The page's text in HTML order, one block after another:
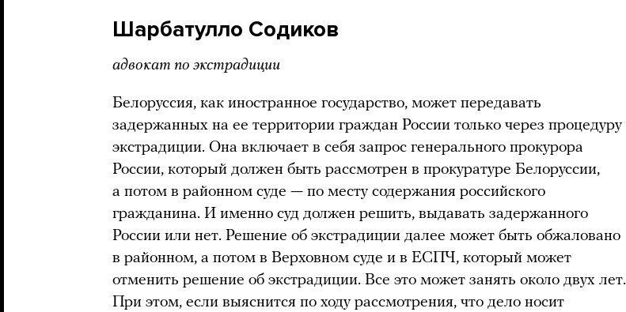
Шарбатулло Содиков
адвокат по экстрадиции
Белоруссия, как иностранное государство, может передавать
задержанных на ее территории граждан России только через процедуру
экстрадиции. Она включает в себя запрос генерального прокурора
России, который должен быть рассмотрен в прокуратуре Белоруссии,
а потом в районном суде — по месту содержания российского
гражданина. И именно суд должен решить, выдавать задержанного
России или нет. Решение об экстрадиции далее может быть обжаловано
в районном, а потом в Верховном суде и в ЕСПЧ, который может
отменить решение об экстрадиции. Все это может занять около двух лет.
При этом, если выяснится по ходу рассмотрения, что дело носит